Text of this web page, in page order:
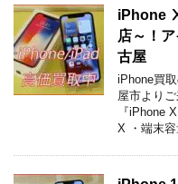
iPhone
店～！
古屋
iPhone買
屋市より
『iPhone
X ・端末